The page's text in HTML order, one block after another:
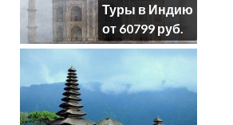
Туры в Индию
от 60799 руб.